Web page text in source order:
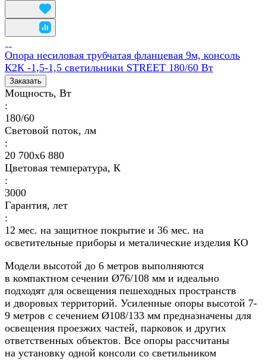
Опора несиловая трубчатая фланцевая 9м, консоль
К2К -1,5-1,5 светильники STREET 180/60 Вт
Заказать
Мощность, Вт
:
180/60
Световой поток, лм
:
20 700х6 880
Цветовая температура, К
:
3000
Гарантия, лет
:
12 мес. на защитное покрытие и 36 мес. на
осветительные приборы и металические изделия КО
Модели высотой до 6 метров выполняются
в компактном сечении Ø76/108 мм и идеально
подходят для освещения пешеходных пространств
и дворовых территорий. Усиленные опоры высотой 7-
9 метров с сечением Ø108/133 мм предназначены для
освещения проезжих частей, парковок и других
ответственных объектов. Все опоры рассчитаны
на установку одной консоли со светильником